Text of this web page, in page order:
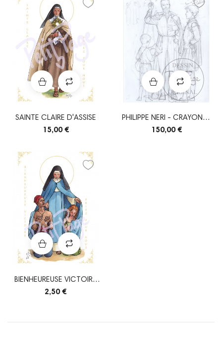
SAINTE CLAIRE D'ASSISE
15,00 €
PHILIPPE NERI - CRAYONNÉ
ORIGINAL
150,00 €
BIENHEUREUSE VICTOIRE
FORNARI
2,50 €